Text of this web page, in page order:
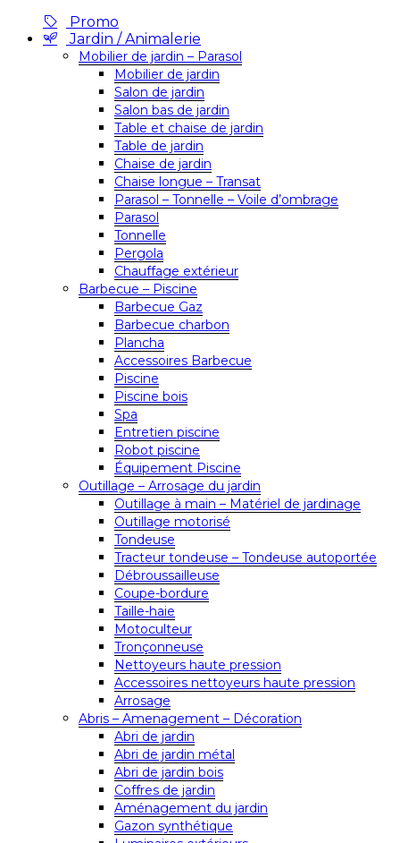
Promo
Jardin / Animalerie
Mobilier de jardin – Parasol
Mobilier de jardin
Salon de jardin
Salon bas de jardin
Table et chaise de jardin
Table de jardin
Chaise de jardin
Chaise longue – Transat
Parasol – Tonnelle – Voile d’ombrage
Parasol
Tonnelle
Pergola
Chauffage extérieur
Barbecue – Piscine
Barbecue Gaz
Barbecue charbon
Plancha
Accessoires Barbecue
Piscine
Piscine bois
Spa
Entretien piscine
Robot piscine
Équipement Piscine
Outillage – Arrosage du jardin
Outillage à main – Matériel de jardinage
Outillage motorisé
Tondeuse
Tracteur tondeuse – Tondeuse autoportée
Débroussailleuse
Coupe-bordure
Taille-haie
Motoculteur
Tronçonneuse
Nettoyeurs haute pression
Accessoires nettoyeurs haute pression
Arrosage
Abris – Amenagement – Décoration
Abri de jardin
Abri de jardin métal
Abri de jardin bois
Coffres de jardin
Aménagement du jardin
Gazon synthétique